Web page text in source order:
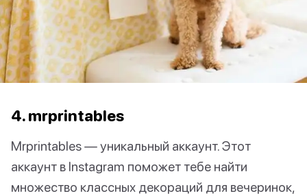
4. mrprintables
Mrprintables — уникальный аккаунт. Этот
аккаунт в Instagram поможет тебе найти
множество классных декораций для вечеринок,